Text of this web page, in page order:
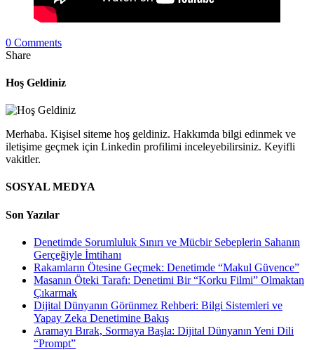
0 Comments
Share
Hoş Geldiniz
Merhaba. Kişisel siteme hoş geldiniz. Hakkımda bilgi edinmek ve
iletişime geçmek için Linkedin profilimi inceleyebilirsiniz. Keyifli
vakitler.
SOSYAL MEDYA
Son Yazılar
Denetimde Sorumluluk Sınırı ve Mücbir Sebeplerin Sahanın
Gerçeğiyle İmtihanı
Rakamların Ötesine Geçmek: Denetimde “Makul Güvence”
Masanın Öteki Tarafı: Denetimi Bir “Korku Filmi” Olmaktan
Çıkarmak
Dijital Dünyanın Görünmez Rehberi: Bilgi Sistemleri ve
Yapay Zeka Denetimine Bakış
Aramayı Bırak, Sormaya Başla: Dijital Dünyanın Yeni Dili
“Prompt”